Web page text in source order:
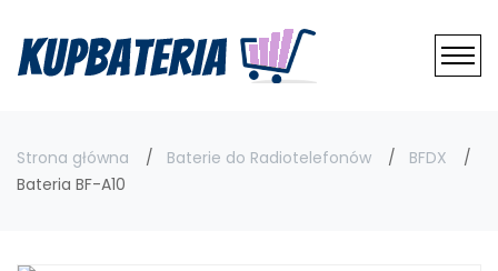
Strona główna Baterie do Radiotelefonów
BFDX
Bateria BF-A10